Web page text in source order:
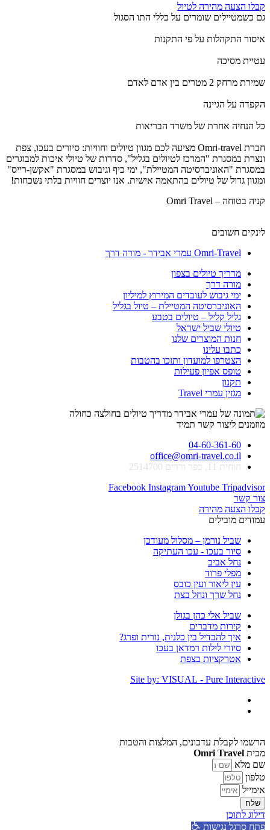
קבלו הצעה מהירה לטיול
גם כשמטיילים שומרים על כללי התו הסגול
איסור התקהלות על פי התקנות
עטיית מסיכה
שמירת מרחק 2 מטרים בין אדם לאדם
הקפדה על הגיינה
כל הנחיה אחרת של משרד הבריאות
חברת Omri-travel מציעה לכם מגוון טיולים וחוויות: סיורים בעכו, צפת
ונצרת במסגרת "המרכז לטיולים בגליל", סדרות של טיולי איכות למבוגרים
במסגרת "האוניברסיטה המטיילת", ימי כיף וגיבוש במסגרת "אקשן-רייס"
ומגוון גדול של טיולים בהתאמה אישית. אנו יוצרים חוויות בלתי נשכחות!
קניה בטוחה – Omri Travel
לינקים חשובים
Omri-Travel עמרי אבידר - מורה דרך
מדריך טיולים בצפון
מורה דרך
ימי גיבוש לעובדים המירוץ למיליון
האוניברסיטה המטיילת – טיול בגליל
גליל קליל – טיולים בטבע
טיולי שביל ישראל
חנות המוצרים שלנו
כתבו עלינו
הצטרפו למועדון ותזכו בהטבות
טופס אפיון פעילות
תקנון
מגזין עמרי Travel
מוזמנים ליצור קשר תמיד
04-60-361-60
office@omri-travel.co.il
חוחית 11, כפר ורדים 2514700
Facebook InstagramYoutube Tripadvisor
צור קשר
קבלו הצעה מהירה
עמודים מובילים
שביל נורמן – מסלול מעודכן
סיור בעכו - עכו העתיקה
נחל אביב
מפלי פרוד
עין ליאור ועין כובס
נחל שרך ונחל בצת
שביל אלי כהן בגולן
קירות מדברים
איך להבדיל בין כלנית, נורית ופרג?
סיורי לילות רמדאן בעכו
אטרקציות בצפת
Site by: VISUAL - Pure Interactive
הרשמו לקבלת עדכונים, המלצות והטבות
מביתOmri Travel
שם מלא
טלפון
אימייל
שלח
דילוג לתוכן
פתח סרגל נגישות